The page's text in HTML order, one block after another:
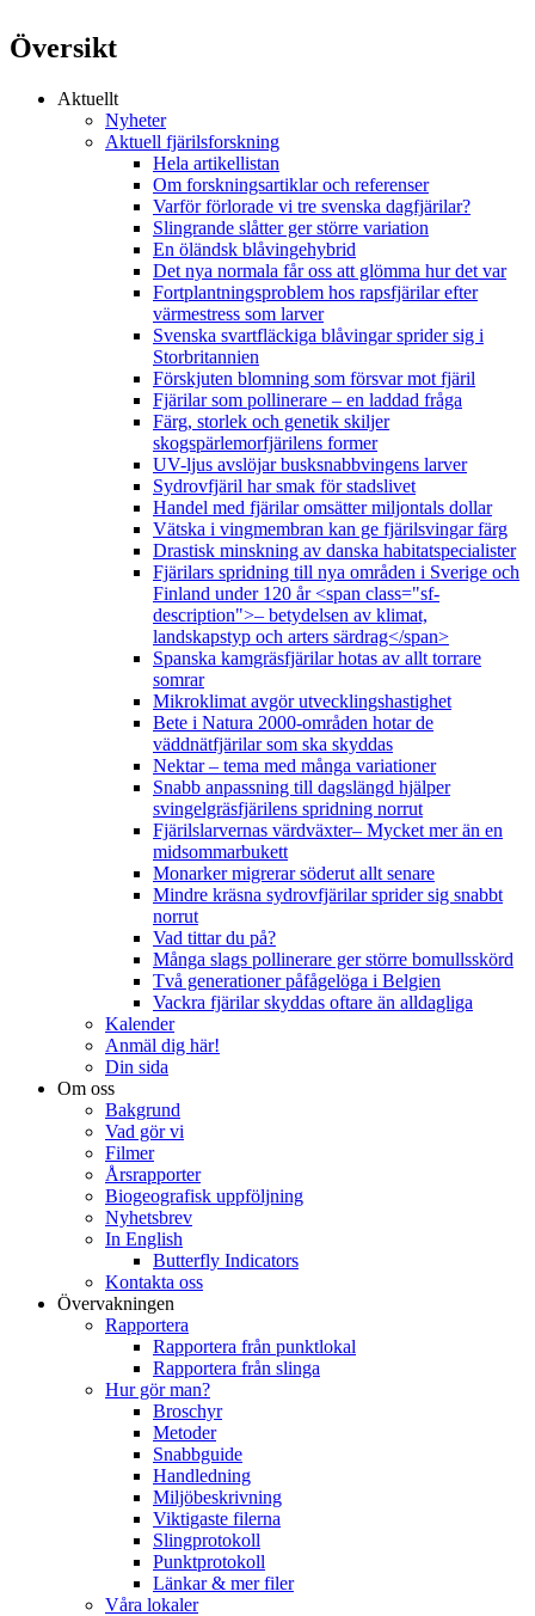
Översikt
Aktuellt
Nyheter
Aktuell fjärilsforskning
Hela artikellistan
Om forskningsartiklar och referenser
Varför förlorade vi tre svenska dagfjärilar?
Slingrande slåtter ger större variation
En öländsk blåvingehybrid
Det nya normala får oss att glömma hur det var
Fortplantningsproblem hos rapsfjärilar efter
värmestress som larver
Svenska svartfläckiga blåvingar sprider sig i
Storbritannien
Förskjuten blomning som försvar mot fjäril
Fjärilar som pollinerare – en laddad fråga
Färg, storlek och genetik skiljer
skogspärlemorfjärilens former
UV-ljus avslöjar busksnabbvingens larver
Sydrovfjäril har smak för stadslivet
Handel med fjärilar omsätter miljontals dollar
Vätska i vingmembran kan ge fjärilsvingar färg
Drastisk minskning av danska habitatspecialister
Fjärilars spridning till nya områden i Sverige och
Finland under 120 år <span class="sf-
description">– betydelsen av klimat,
landskapstyp och arters särdrag</span>
Spanska kamgräsfjärilar hotas av allt torrare
somrar
Mikroklimat avgör utvecklingshastighet
Bete i Natura 2000-områden hotar de
väddnätfjärilar som ska skyddas
Nektar – tema med många variationer
Snabb anpassning till dagslängd hjälper
svingelgräsfjärilens spridning norrut
Fjärilslarvernas värdväxter– Mycket mer än en
midsommarbukett
Monarker migrerar söderut allt senare
Mindre kräsna sydrovfjärilar sprider sig snabbt
norrut
Vad tittar du på?
Många slags pollinerare ger större bomullsskörd
Två generationer påfågelöga i Belgien
Vackra fjärilar skyddas oftare än alldagliga
Kalender
Anmäl dig här!
Din sida
Om oss
Bakgrund
Vad gör vi
Filmer
Årsrapporter
Biogeografisk uppföljning
Nyhetsbrev
In English
Butterfly Indicators
Kontakta oss
Övervakningen
Rapportera
Rapportera från punktlokal
Rapportera från slinga
Hur gör man?
Broschyr
Metoder
Snabbguide
Handledning
Miljöbeskrivning
Viktigaste filerna
Slingprotokoll
Punktprotokoll
Länkar & mer filer
Våra lokaler